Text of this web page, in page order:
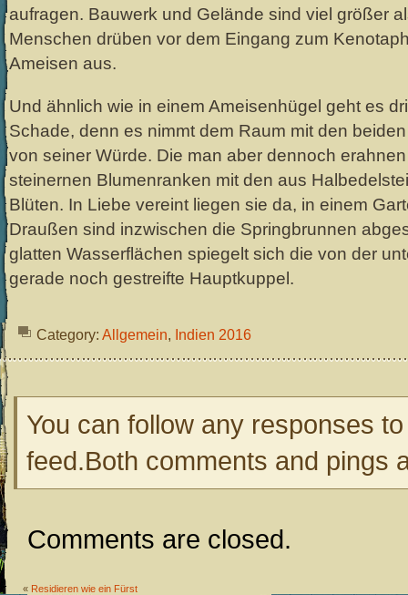
aufragen. Bauwerk und Gelände sind viel größer
Menschen drüben vor dem Eingang zum
Ameisen aus.
Und ähnlich wie in einem Ameisenhügel geht es
Schade, denn es nimmt dem Raum mit den
von seiner Würde. Die man aber dennoch
steinernen Blumenranken mit den aus
Blüten. In Liebe vereint liegen sie da, in einem
Draußen sind inzwischen die Springbrunnen
glatten Wasserflächen spiegelt sich die von der
gerade noch gestreifte Hauptkuppel.
Category: Allgemein, Indien 2016
You can follow any responses
feed.Both comments and pings
Comments are closed.
« Residieren wie ein Fürst